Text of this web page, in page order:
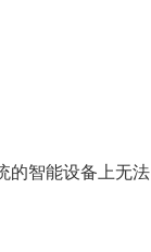
的智能设备上无法